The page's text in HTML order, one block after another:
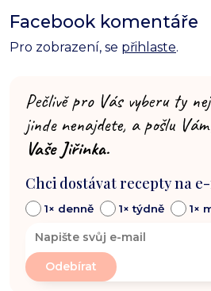
Facebook komentáře
Pro zobrazení, se přihlaste.
Pečlivě pro Vás vyberu ty
jinde nenajdete, a pošlu
Vaše Jiřinka.
Chci dostávat recepty na
1× denně 1× týdně 1×